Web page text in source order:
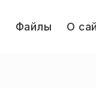
Файлы О